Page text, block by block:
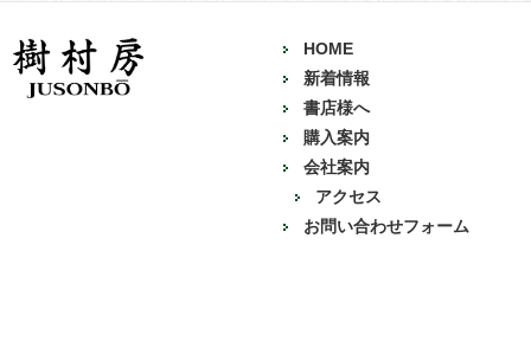
HOME
新着情報
書店様へ
購入案内
会社案内
アクセス
お問い合わせフォーム